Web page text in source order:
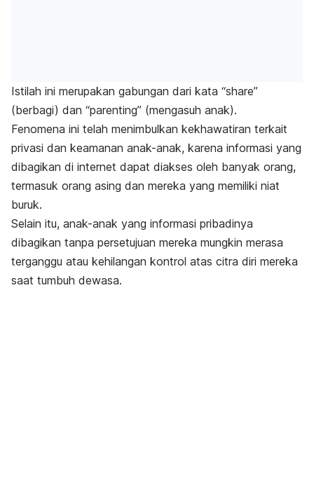
Istilah ini merupakan gabungan dari kata “share”
(berbagi) dan “parenting” (mengasuh anak).
Fenomena ini telah menimbulkan kekhawatiran terkait
privasi dan keamanan anak-anak, karena informasi yang
dibagikan di internet dapat diakses oleh banyak orang,
termasuk orang asing dan mereka yang memiliki niat
buruk.
Selain itu, anak-anak yang informasi pribadinya
dibagikan tanpa persetujuan mereka mungkin merasa
terganggu atau kehilangan kontrol atas citra diri mereka
saat tumbuh dewasa.